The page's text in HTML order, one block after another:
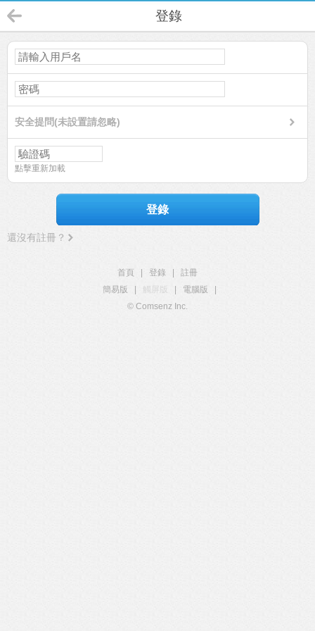
登錄
安全提問(未設置請忽略)
點擊重新加載
登錄
還沒有註冊？
首頁 登錄
註冊
簡易版
觸屏版 電腦版
© Comsenz Inc.